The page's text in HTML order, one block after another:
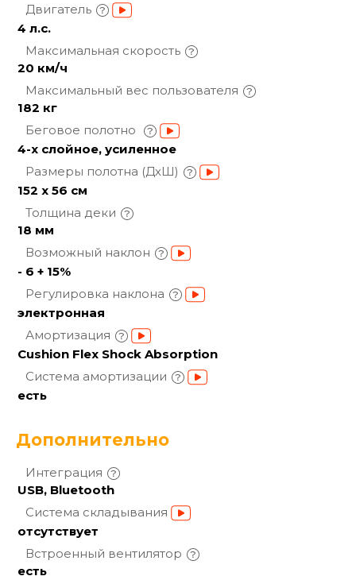
Двигатель
4 л.с.
Максимальная скорость
20 км/ч
Максимальный вес пользователя
182 кг
Беговое полотно
4-х слойное, усиленное
Размеры полотна (ДхШ)
152 x 56 см
Толщина деки
18 мм
Возможный наклон
- 6 + 15%
Регулировка наклона
электронная
Амортизация
Cushion Flex Shock Absorption
Система амортизации
есть
Дополнительно
Интеграция
USB, Bluetooth
Система складывания
отсутствует
Встроенный вентилятор
есть